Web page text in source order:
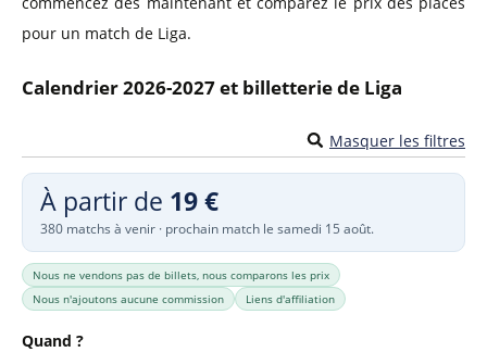
pour un match de Liga.
Calendrier 2026-2027 et billetterie de Liga
Masquer les filtres
À partir de 19 €
380 matchs à venir · prochain match le samedi 15 août.
Nous ne vendons pas de billets, nous comparons les prix
Nous n'ajoutons aucune commission
Liens d'affiliation
Quand ?